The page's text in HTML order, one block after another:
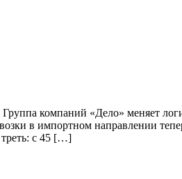
компаний «Дело» меняет
в импортном направлении
треть: с 45 […]